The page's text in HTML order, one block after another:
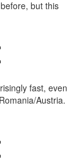
but this
fast, even
Austria.